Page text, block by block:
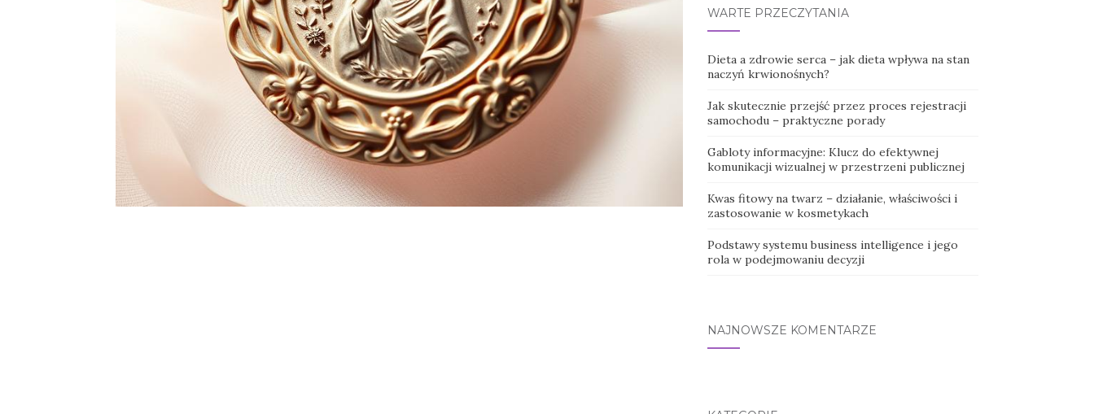
WARTE PRZECZYTANIA
Dieta a zdrowie serca – jak dieta wpływa na stan
naczyń krwionośnych?
Jak skutecznie przejść przez proces rejestracji
samochodu – praktyczne porady
Gabloty informacyjne: Klucz do efektywnej
komunikacji wizualnej w przestrzeni publicznej
Kwas fitowy na twarz – działanie, właściwości i
zastosowanie w kosmetykach
Podstawy systemu business intelligence i jego
rola w podejmowaniu decyzji
NAJNOWSZE KOMENTARZE